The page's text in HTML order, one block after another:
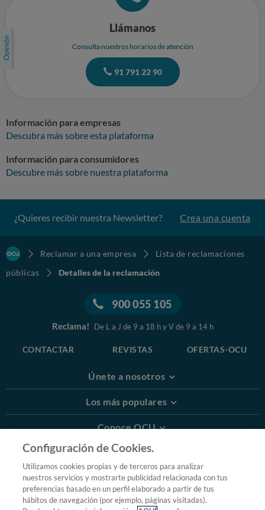
Llámanos
Consulta nuestros horarios de atención
91 791 22 90
Información para empresas
Descubra más sobre esta plataforma
Información para consumidores
Descubre más sobre nuestra plataforma
¿Quieres recibir nuestra Newsletter? Crea una cuenta
Reclamar a una empresa
Lista de reclamaciones
públicas
Detalles de la reclamación
900 055 105
Reclama! De L a J de 9 a 18 h y V de 9 a 14 h
CONTACTAR REVISTAS OFERTAS-OCU
Únete a nosotros
Los más populares
Conoce OCU
Más Información
© 2026 OCU
Condiciones generales de contratación de OCU
Configuración de Cookies.
Utilizamos cookies propias y de terceros para analizar
nuestros servicios y mostrarte publicidad relacionada con tus
preferencias basado en un perfil elaborado a partir de tus
hábitos de navegación (por ejemplo, páginas visitadas).